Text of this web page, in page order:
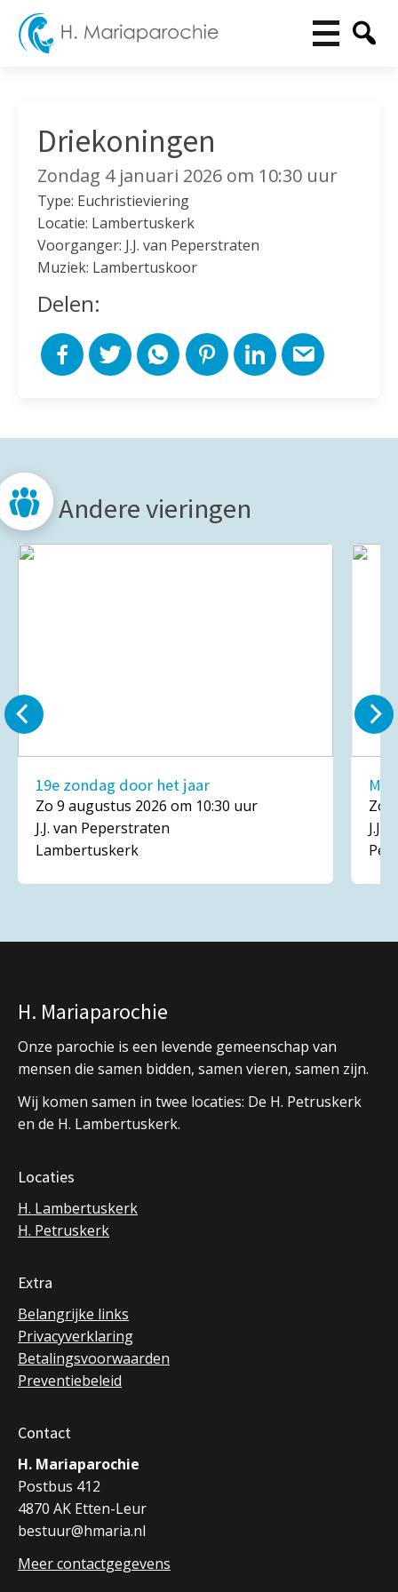
Driekoningen
Zondag 4 januari 2026 om 10:30 uur
Type: Euchristieviering
Locatie: Lambertuskerk
Voorganger: J.J. van Peperstraten
Muziek: Lambertuskoor
Delen:
Andere vieringen
19e zondag door het jaar
Zo 9 augustus 2026 om 10:30 uur
J.J. van Peperstraten
Lambertuskerk
Zo
J.J.
H. Mariaparochie
Onze parochie is een levende gemeenschap van
mensen die samen bidden, samen vieren, samen zijn.
Wij komen samen in twee locaties: De H. Petruskerk
en de H. Lambertuskerk.
Locaties
H. Lambertuskerk
H. Petruskerk
Extra
Belangrijke links
Privacyverklaring
Betalingsvoorwaarden
Preventiebeleid
Contact
H. Mariaparochie
Postbus 412
4870 AK Etten-Leur
bestuur@hmaria.nl
Meer contactgegevens